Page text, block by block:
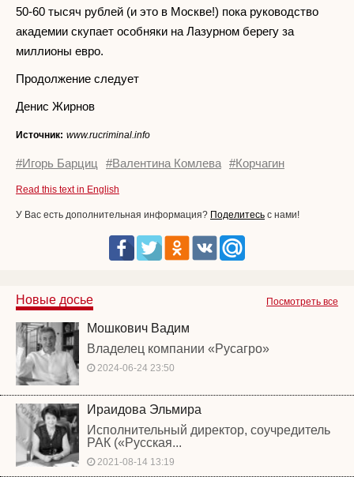
50-60 тысяч рублей (и это в Москве!) пока руководство
академии скупает особняки на Лазурном берегу за
миллионы евро.
Продолжение следует
Денис Жирнов
Источник: www.rucriminal.info
#Игорь Барциц #Валентина Комлева #Корчагин
Read this text in English
У Вас есть дополнительная информация? Поделитесь с нами!
Посмотреть все
Новые досье
Мошкович Вадим
Владелец компании «Русагро»
2024-06-24 23:50
Ираидова Эльмира
Исполнительный директор, соучредитель
РАК («Русская...
2021-08-14 13:19